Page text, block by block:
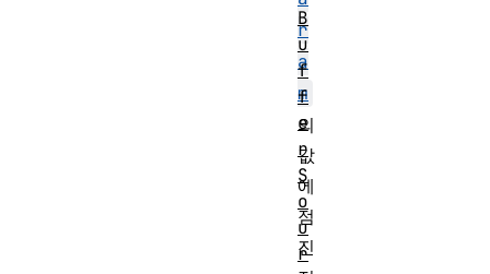
r
a
m
의
값
에
점
진
B
u
f
f
e
r
S
o
u
r